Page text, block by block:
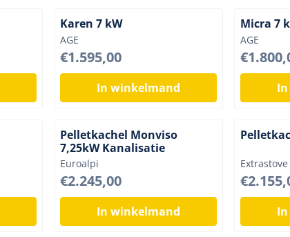
Karen 7 kW
Merk:
AGE
Prijs: 1 595,00
€1.595,00
In winkelmand
Micra 7
Merk:
AGE
Prijs: 1
Pelletkachel Monviso
7,25kW Kanalisatie
Merk:
Euroalpi
Prijs: 2 245,00
€2.245,00
In winkelmand
Merk:
Extrastove
Prijs: 2